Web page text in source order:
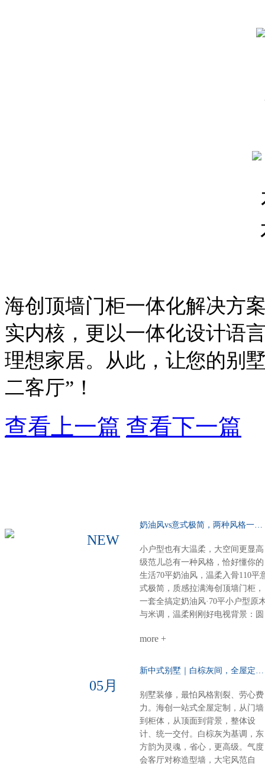
海创顶墙门柜一体化解决方
实内核，更以一体化设计语
理想家居。从此，让您的别
二客厅”！
查看上一篇 查看下一篇
NEW
小户型也有大温柔，大空间更显高
级范儿总有一种风格，恰好懂你的
生活70平奶油风，温柔入骨110平
式极简，质感拉满海创顶墙门柜，
一套全搞定奶油风·70平小户型原
与米调，温柔刚刚好电视背景：圆
虽小却全，定制柜配套温馨精致整
适感意式极简·110平大户型高级不
计，干净利落沙发背景：奢石点
缀，一眼高级餐厅定制柜：泰国进
口索纳彩系列，质感出众卧室：墙
柜一体化，统一又高级厨房阳台顶
部：博格铝蜂窝大板，内嵌磁吸轨
道与灯具，简约时尚一站式整装，
more +
05月
别墅装修，最怕风格割裂、劳心费
力。海创一站式全屋定制，从门墙
到柜体，从顶面到背景，整体设
计、统一交付。白棕灰为基调，东
方韵为灵魂，省心，更高级。气度
会客厅对称造型墙，大宅风范自